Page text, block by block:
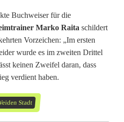
Buchweiser für die
Marko Raita schildert
Vorzeichen: „Im ersten
wurde es im zweiten Drittel
keinen Zweifel daran, dass
verdient haben.
Stadt